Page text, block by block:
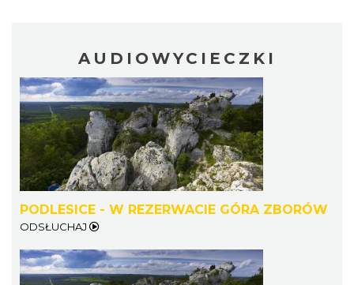
AUDIOWYCIECZKI
PODLESICE - W REZERWACIE GÓRA ZBORÓW
ODSŁUCHAJ